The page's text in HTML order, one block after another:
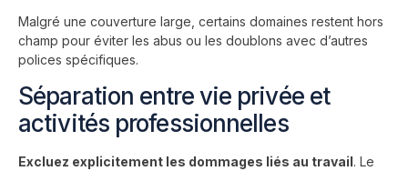
Malgré une couverture large, certains domaines restent hors
champ pour éviter les abus ou les doublons avec d’autres
polices spécifiques.
Séparation entre vie privée et
activités professionnelles
Excluez explicitement les dommages liés au travail. Le